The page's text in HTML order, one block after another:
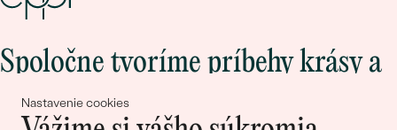
Nastavenie cookies
Spoločne tvoríme príbehy krásy a
lásky